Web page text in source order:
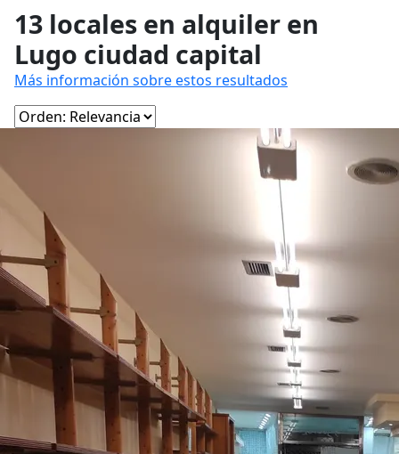
13 locales en alquiler en
Lugo ciudad capital
Más información sobre estos resultados